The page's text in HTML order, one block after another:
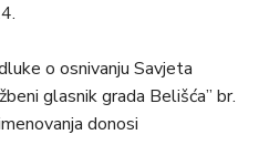
o osnivanju Savjeta
glasnik grada Belišća” br.
donosi